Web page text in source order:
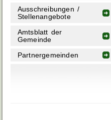
Ausschreibungen /
Stellenangebote
Amtsblatt der
Gemeinde
Partnergemeinden